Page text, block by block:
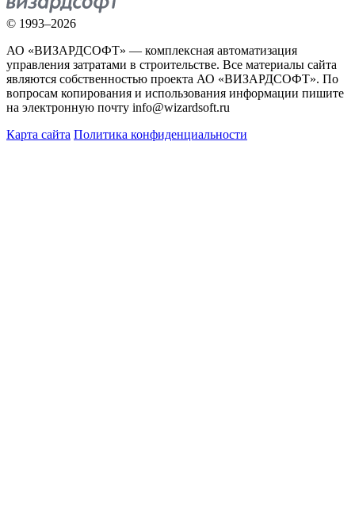
© 1993–2026
АО «ВИЗАРДСОФТ» — комплексная автоматизация
управления затратами в строительстве. Все материалы сайта
являются собственностью проекта АО «ВИЗАРДСОФТ». По
вопросам копирования и использования информации пишите
на электронную почту info@wizardsoft.ru
Карта сайта Политика конфиденциальности